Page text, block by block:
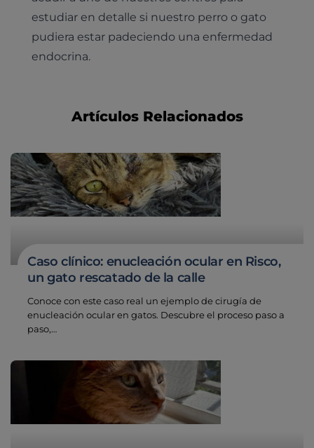
Laboratorio veterinario propio
Ecografía
Desparasitación
Esterilización
Leishmaniasis
Revisión general y/o geriátrica
Todos los servicios
Traumatología
Urología y nefrología
Medicina felina
Animales Exóticos
Todas las especialidades
Planes de salud para gatos
Todos los planes de salud
¿Quiénes somos?
Comité de expertos veterinarios
estudiar en detalle si nuestro perro o gato
pudiera estar padeciendo una enfermedad
endocrina.
Artículos Relacionados
Caso clínico: enucleación ocular en Risco,
un gato rescatado de la calle
Conoce con este caso real un ejemplo de cirugía de
enucleación ocular en gatos. Descubre el proceso paso a
paso,…